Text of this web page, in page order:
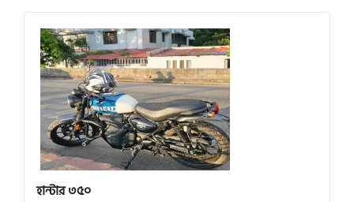
হান্টার ৩৫০